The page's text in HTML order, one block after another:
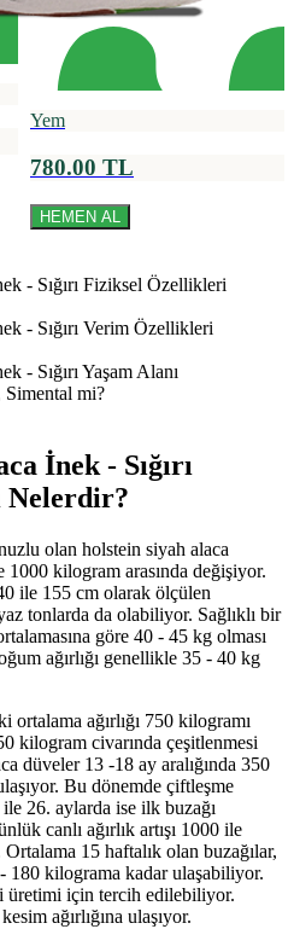
Yem
780.00 TL
HEMEN AL
- Sığırı Fiziksel Özellikleri
- Sığırı Verim Özellikleri
- Sığırı Yaşam Alanı
Simental mi?
İnek - Sığırı
olan holstein siyah alaca
1000 kilogram arasında değişiyor.
ile 155 cm olarak ölçülen
tonlarda da olabiliyor. Sağlıklı bir
göre 40 - 45 kg olması
ağırlığı genellikle 35 - 40 kg
ortalama ağırlığı 750 kilogramı
kilogram civarında çeşitlenmesi
düveler 13 -18 ay aralığında 350
Bu dönemde çiftleşme
26. aylarda ise ilk buzağı
canlı ağırlık artışı 1000 ile
15 haftalık olan buzağılar,
180 kilograma kadar ulaşabiliyor.
üretimi için tercih edilebiliyor.
ağırlığına ulaşıyor.